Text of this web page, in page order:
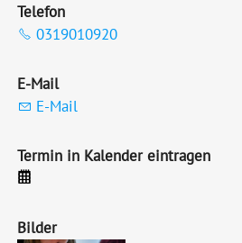
Telefon
0319010920
E-Mail
E-Mail
Termin in Kalender eintragen
Bilder